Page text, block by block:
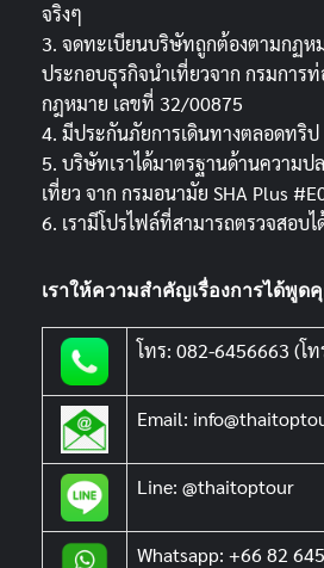
จริงๆ
3. จดทะเบียนบริษัทถูกต้องตามกฏห
ประกอบธุรกิจนำเที่ยวจาก กรมการ
กฎหมาย เลขที่ 32/00875
4. มีประกันภัยการเดินทางตลอดทริป
5. บริษัทเราได้มาตรฐานด้านความป
เที่ยว จาก กรมอนามัย SHA Plus
6. เรามีโปรไฟล์ที่สามารถตรวจสอบไ
เราให้ความสำคัญเรื่องการได้พูด
โทร: 082-6456663 (โ
Email:
Line: @thaitoptour
Whatsapp: +66 82